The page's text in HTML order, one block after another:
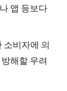
앱 등보다
소비자에 의
해할 우려